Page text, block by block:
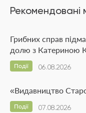
Рекомендовані
Грибних справ
долю з Катериною
06.08.2026
Події
«Видавництво
07.08.2026
Події